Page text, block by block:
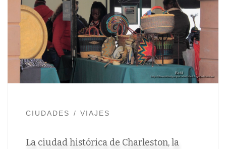
CIUDADES VIAJES
La ciudad histórica de Charleston, la